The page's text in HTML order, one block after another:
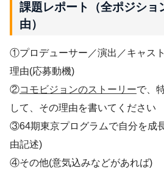
課題レポート（全ポジショ
由）
①プロデューサー／演出／キャス
理由(応募動機)
②コモビジョンのストーリーで、
して、その理由を書いてください
③64期東京プログラムで自分を成
由記述)
④その他(意気込みなどがあれば)